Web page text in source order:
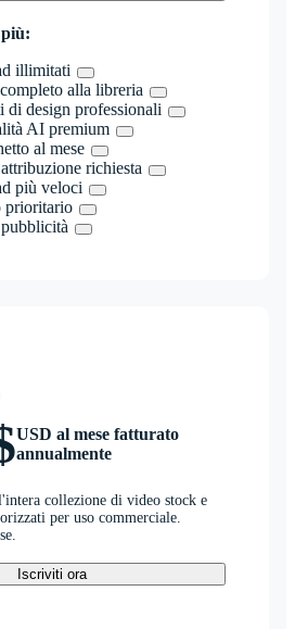
illimitati
alla libreria
di design professionali
AI premium
al mese
richiesta
più veloci
prioritario
USD al mese fatturato
annualmente
collezione di video stock e
per uso commerciale.
Iscriviti ora